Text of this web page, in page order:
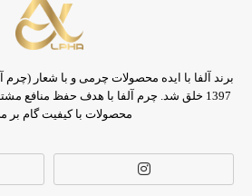
برند آلفا با ایده محصولات چرمی و با شعار
1397 خلق شد. چرم آلفا با هدف حفظ منافع
محصولات با کیفیت گام بر